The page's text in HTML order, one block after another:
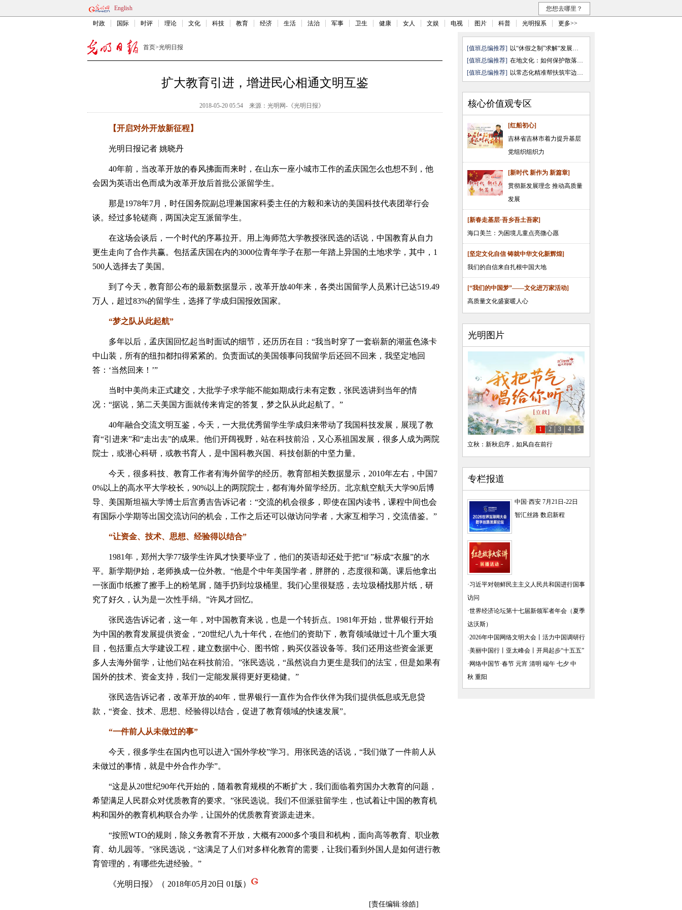
English 您想去哪里？
时政 国际 时评 理论 文化 科技 教育 经济 生活 法治 军事 卫生 健康 女人 文娱 电视 图片 科普 光明报系 更多>>
首页>光明日报
扩大教育引进，增进民心相通文明互鉴
2018-05-20 05:54 来源： 光明网-《光明日报》
【开启对外开放新征程】
光明日报记者 姚晓丹
40年前，当改革开放的春风拂面而来时，在山东一座小城市工作的孟庆国怎么也想不到，他
会因为英语出色而成为改革开放后首批公派留学生。
那是1978年7月，时任国务院副总理兼国家科委主任的方毅和来访的美国科技代表团举行会
谈。经过多轮磋商，两国决定互派留学生。
在这场会谈后，一个时代的序幕拉开。用上海师范大学教授张民选的话说，中国教育从自力
更生走向了合作共赢。包括孟庆国在内的3000位青年学子在那一年踏上异国的土地求学，其中，1
500人选择去了美国。
到了今天，教育部公布的最新数据显示，改革开放40年来，各类出国留学人员累计已达519.49
万人，超过83%的留学生，选择了学成归国报效国家。
“梦之队从此起航”
多年以后，孟庆国回忆起当时面试的细节，还历历在目：“我当时穿了一套崭新的湖蓝色涤卡
中山装，所有的纽扣都扣得紧紧的。负责面试的美国领事问我留学后还回不回来，我坚定地回
答：‘当然回来！’”
当时中美尚未正式建交，大批学子求学能不能如期成行未有定数，张民选讲到当年的情
况：“据说，第二天美国方面就传来肯定的答复，梦之队从此起航了。”
40年融合交流文明互鉴，今天，一大批优秀留学生学成归来带动了我国科技发展，展现了教
育“引进来”和“走出去”的成果。他们开阔视野，站在科技前沿，又心系祖国发展，很多人成为两院
院士，或潜心科研，或教书育人，是中国科教兴国、科技创新的中坚力量。
今天，很多科技、教育工作者有海外留学的经历。教育部相关数据显示，2010年左右，中国7
0%以上的高水平大学校长，90%以上的两院院士，都有海外留学经历。北京航空航天大学90后博
导、美国斯坦福大学博士后宫勇吉告诉记者：“交流的机会很多，即使在国内读书，课程中间也会
有国际小学期等出国交流访问的机会，工作之后还可以做访问学者，大家互相学习，交流借鉴。”
“让资金、技术、思想、经验得以结合”
1981年，郑州大学77级学生许凤才快要毕业了，他们的英语却还处于把“if ”标成“衣服”的水
平。新学期伊始，老师换成一位外教。“他是个中年美国学者，胖胖的，态度很和蔼。课后他拿出
一张面巾纸擦了擦手上的粉笔屑，随手扔到垃圾桶里。我们心里很疑惑，去垃圾桶找那片纸，研
究了好久，认为是一次性手绢。”许凤才回忆。
张民选告诉记者，这一年，对中国教育来说，也是一个转折点。1981年开始，世界银行开始
为中国的教育发展提供资金，“20世纪八九十年代，在他们的资助下，教育领域做过十几个重大项
目，包括重点大学建设工程，建立数据中心、图书馆，购买仪器设备等。我们还用这些资金派更
多人去海外留学，让他们站在科技前沿。”张民选说，“虽然说自力更生是我们的法宝，但是如果有
国外的技术、资金支持，我们一定能发展得更好更稳健。”
张民选告诉记者，改革开放的40年，世界银行一直作为合作伙伴为我们提供低息或无息贷
款，“资金、技术、思想、经验得以结合，促进了教育领域的快速发展”。
“一件前人从未做过的事”
今天，很多学生在国内也可以进入“国外学校”学习。用张民选的话说，“我们做了一件前人从
未做过的事情，就是中外合作办学”。
“这是从20世纪90年代开始的，随着教育规模的不断扩大，我们面临着穷国办大教育的问题，
希望满足人民群众对优质教育的要求。”张民选说。我们不但派驻留学生，也试着让中国的教育机
构和国外的教育机构联合办学，让国外的优质教育资源走进来。
“按照WTO的规则，除义务教育不开放，大概有2000多个项目和机构，面向高等教育、职业教
育、幼儿园等。”张民选说，“这满足了人们对多样化教育的需要，让我们看到外国人是如何进行教
育管理的，有哪些先进经验。”
《光明日报》（ 2018年05月20日 01版）
[责任编辑:徐皓]
[值班总编推荐]
以“休假之制”求解“发展之需”
[值班总编推荐]
在地文化：如何保护散落的文化“ ...
[值班总编推荐]
以常态化精准帮扶筑牢边疆民族地 ...
核心价值观专区
[红船初心]
吉林省吉林市着力提升基层
党组织组织力
[新时代 新作为 新篇章]
贯彻新发展理念 推动高质量
发展
[新春走基层·吾乡吾土吾家]
海口美兰：为困境儿童点亮微心愿
[坚定文化自信 铸就中华文化新辉煌]
我们的自信来自扎根中国大地
[“我们的中国梦”——文化进万家活动]
高质量文化盛宴暖人心
光明图片
立秋：新秋启序，如风自在前行
1 2 3 4 5
专栏报道
中国·西安 7月21日-22日
智汇丝路 数启新程
·习近平对朝鲜民主主义人民共和国进行国事
访问
·世界经济论坛第十七届新领军者年会（夏季
达沃斯）
·2026年中国网络文明大会
活力中国调研行
·美丽中国行 亚太峰会
开局起步“十五五”
· 网络中国节·春节 元宵 清明 端午 七夕 中
秋 重阳